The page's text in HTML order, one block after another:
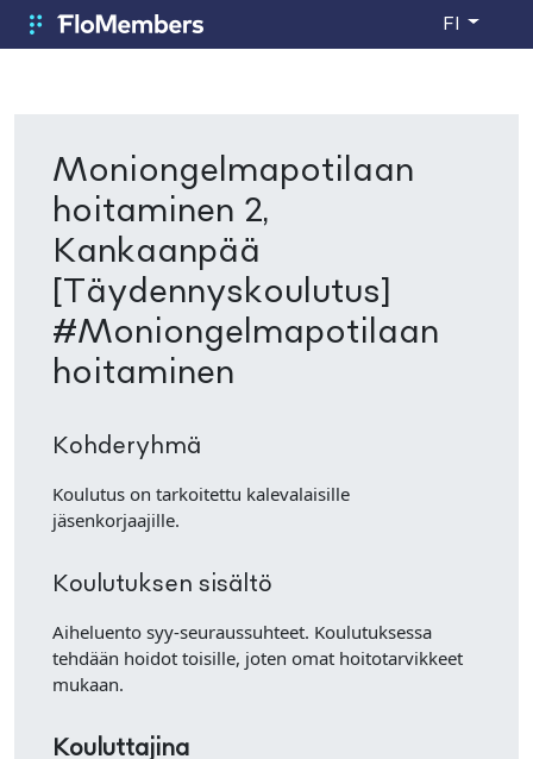
FloMembers FI
Moniongelmapotilaan
hoitaminen 2,
Kankaanpää
[Täydennyskoulutus]
#Moniongelmapotilaan
hoitaminen
Kohderyhmä
Koulutus on tarkoitettu kalevalaisille
jäsenkorjaajille.
Koulutuksen sisältö
Aiheluento syy-seuraussuhteet. Koulutuksessa
tehdään hoidot toisille, joten omat hoitotarvikkeet
mukaan.
Kouluttajina